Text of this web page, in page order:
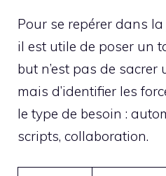
Pour se repérer dans
il est utile de poser un
but n’est pas de
mais d’identifier les
le type de besoin :
scripts, collaboration.